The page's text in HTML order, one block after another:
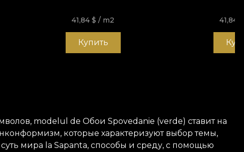
41,84$ / m2
Купить
41,84
modelul de Обои Spovedanie (verde) ставит на
которые характеризуют выбор темы,
мира la Sapanta, способы и среду, с помощью